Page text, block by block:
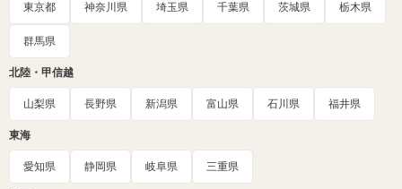
東京都 神奈川県 埼玉県 千葉県 茨城県 栃木県
群馬県
北陸・甲信越
山梨県 長野県 新潟県 富山県 石川県 福井県
東海
愛知県 静岡県 岐阜県 三重県